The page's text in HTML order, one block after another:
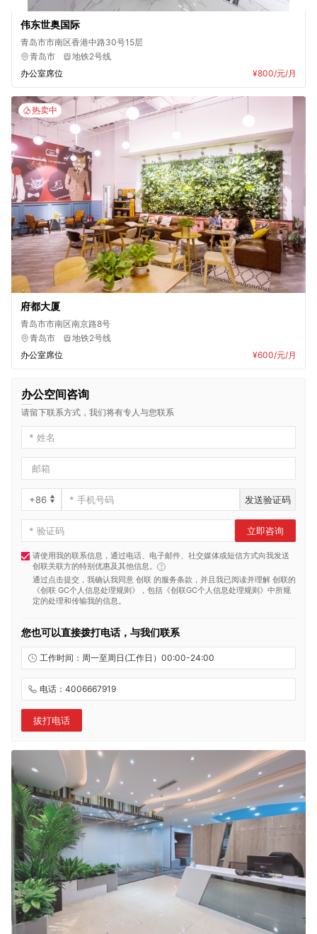
伟东世奥国际
青岛市市南区香港中路30号15层
青岛市
地铁2号线
办公室席位
¥800/元/月
热卖中
府都大厦
青岛市市南区南京路8号
青岛市
地铁2号线
办公室席位
¥600/元/月
办公空间咨询
请留下联系方式，我们将有专人与您联系
发送验证码
立即咨询
请使用我的联系信息，通过电话、电子邮件、社交媒体或短信方式向我发送
创联关联方的特别优惠及其他信息。
通过点击提交，我确认我同意 创联 的服务条款，并且我已阅读并理解 创联的
《创联 GC个人信息处理规则》
，包括 《创联GC个人信息处理规则》 中所规
定的处理和传输我的信息。
您也可以直接拨打电话，与我们联系
工作时间：周一至周日(工作日）00:00-24:00
电话：4006667919
拔打电话